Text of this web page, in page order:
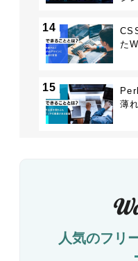
14
た
15
薄
人気のフリ